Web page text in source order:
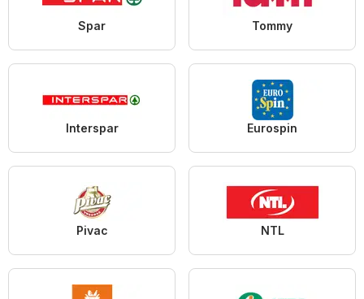
Spar Tommy
Interspar Eurospin
Pivac NTL